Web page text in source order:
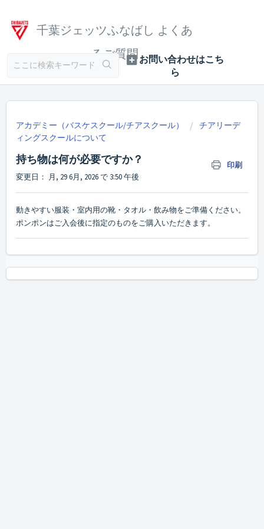
千葉ジェッツふなばし よくあ
るご質問
アカデミー（バスケスクール/チアスクール）
チアリーデ
ィングスクールについて
持ち物は何が必要ですか？ 印刷
変更日： 月, 29 6月, 2026 で 3:50 午後
動きやすい服装・室内用の靴・タオル・飲み物をご準備ください。
ポンポンはご入会後に指定のものをご購入いただきます。